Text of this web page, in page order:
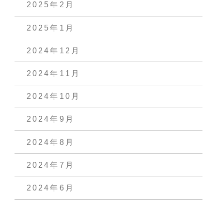
2025年2月
2025年1月
2024年12月
2024年11月
2024年10月
2024年9月
2024年8月
2024年7月
2024年6月